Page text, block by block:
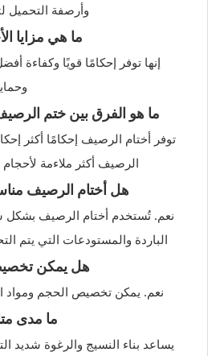
وأرصفة التحميل
ما هي مزايا
إنها توفر إحكامًا قويًا وكفاءة
ما هو الفرق بين ختم
توفر أختام الرصيف إحكامًا أكثر
الرصيف أكثر ملاءمة
هل أختام الرصيف
نعم. تُستخدم أختام الرصيف بشكل
الباردة والمستودعات التي يتم
هل يمكن
نعم. يمكن تخصيص الحجم ومواد
ما مدى
يساعد بناء النسيج والرغوة